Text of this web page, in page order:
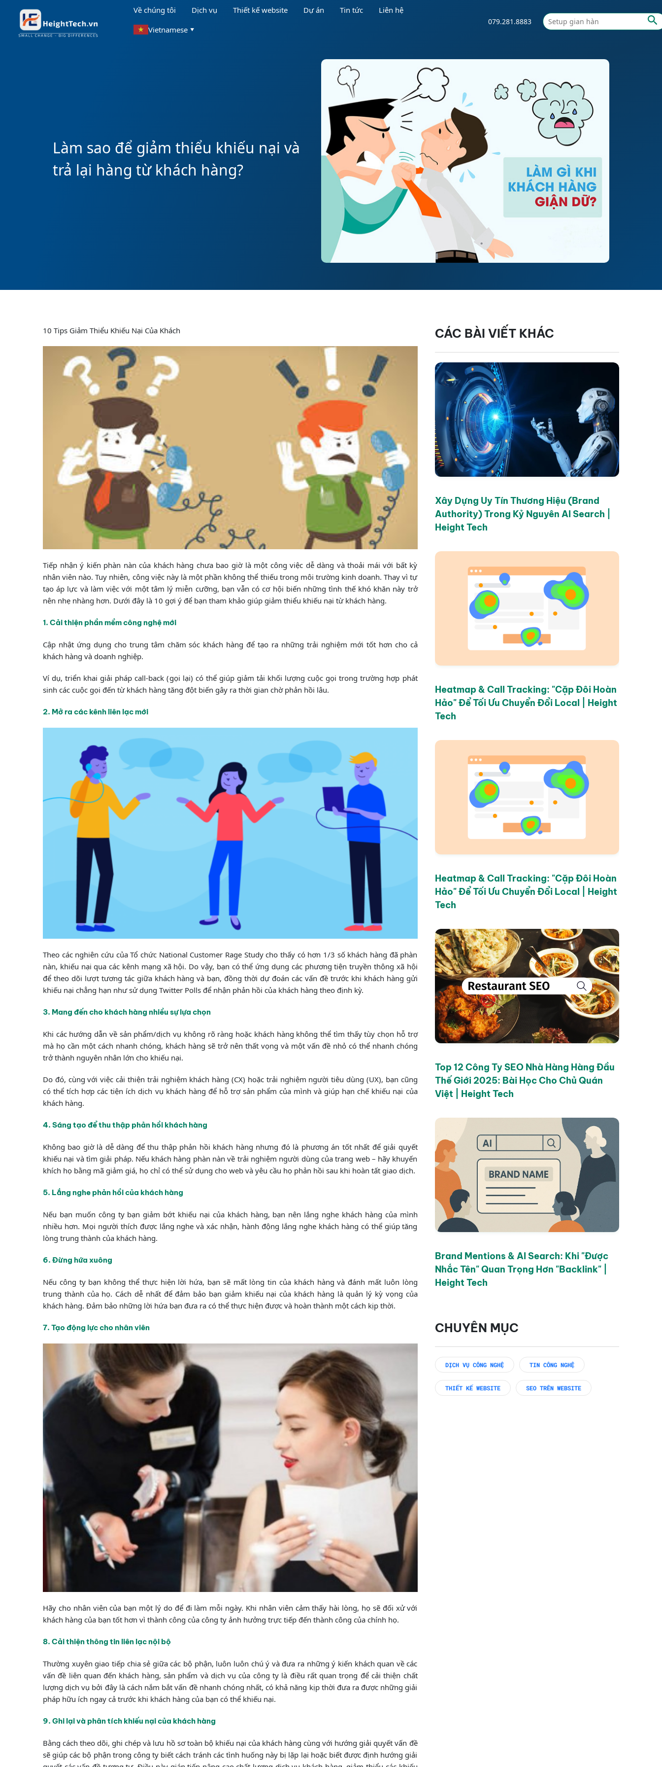
Về chúng tôi Dịch vụ Thiết kế website Dự án Tin tức
Liên hệ
Vietnamese ▼
079.281.8883
Làm sao để giảm thiểu khiếu nại và
trả lại hàng từ khách hàng?
10 Tips Giảm Thiểu Khiếu Nại Của Khách
Tiếp nhận ý kiến phàn nàn của khách hàng chưa bao giờ là một công việc dễ dàng và thoải mái với bất kỳ
nhân viên nào. Tuy nhiên, công việc này là một phần không thể thiếu trong môi trường kinh doanh. Thay vì tự
tạo áp lực và làm việc với một tâm lý miễn cưỡng, bạn vẫn có cơ hội biến những tình thế khó khăn này trở
nên nhẹ nhàng hơn. Dưới đây là 10 gợi ý để bạn tham khảo giúp giảm thiểu khiếu nại từ khách hàng.
1. Cải thiện phần mềm công nghệ mới
Cập nhật ứng dụng cho trung tâm chăm sóc khách hàng để tạo ra những trải nghiệm mới tốt hơn cho cả
khách hàng và doanh nghiệp.
Ví dụ, triển khai giải pháp call-back (gọi lại) có thể giúp giảm tải khối lượng cuộc gọi trong trường hợp phát
sinh các cuộc gọi đến từ khách hàng tăng đột biến gây ra thời gian chờ phản hồi lâu.
2. Mở ra các kênh liên lạc mới
Theo các nghiên cứu của Tổ chức National Customer Rage Study cho thấy có hơn 1/3 số khách hàng đã phàn
nàn, khiếu nại qua các kênh mạng xã hội. Do vậy, bạn có thể ứng dụng các phương tiện truyền thông xã hội
để theo dõi lượt tương tác giữa khách hàng và bạn, đồng thời dự đoán các vấn đề trước khi khách hàng gửi
khiếu nại chẳng hạn như sử dụng Twitter Polls để nhận phản hồi của khách hàng theo định kỳ.
3. Mang đến cho khách hàng nhiều sự lựa chọn
Khi các hướng dẫn về sản phẩm/dịch vụ không rõ ràng hoặc khách hàng không thể tìm thấy tùy chọn hỗ trợ
mà họ cần một cách nhanh chóng, khách hàng sẽ trở nên thất vọng và một vấn đề nhỏ có thể nhanh chóng
trở thành nguyên nhân lớn cho khiếu nại.
Do đó, cùng với việc cải thiện trải nghiệm khách hàng (CX) hoặc trải nghiệm người tiêu dùng (UX), bạn cũng
có thể tích hợp các tiện ích dịch vụ khách hàng để hỗ trợ sản phẩm của mình và giúp hạn chế khiếu nại của
khách hàng.
4. Sáng tạo để thu thập phản hồi khách hàng
Không bao giờ là dễ dàng để thu thập phản hồi khách hàng nhưng đó là phương án tốt nhất để giải quyết
khiếu nại và tìm giải pháp. Nếu khách hàng phàn nàn về trải nghiệm người dùng của trang web – hãy khuyến
khích họ bằng mã giảm giá, họ chỉ có thể sử dụng cho web và yêu cầu họ phản hồi sau khi hoàn tất giao dịch.
5. Lắng nghe phản hồi của khách hàng
Nếu bạn muốn công ty bạn giảm bớt khiếu nại của khách hàng, bạn nên lắng nghe khách hàng của mình
nhiều hơn. Mọi người thích được lắng nghe và xác nhận, hành động lắng nghe khách hàng có thể giúp tăng
lòng trung thành của khách hàng.
6. Đừng hứa xuông
Nếu công ty bạn không thể thực hiện lời hứa, bạn sẽ mất lòng tin của khách hàng và đánh mất luôn lòng
trung thành của họ. Cách dễ nhất để đảm bảo bạn giảm khiếu nại của khách hàng là quản lý kỳ vọng của
khách hàng. Đảm bảo những lời hứa bạn đưa ra có thể thực hiện được và hoàn thành một cách kịp thời.
7. Tạo động lực cho nhân viên
Hãy cho nhân viên của bạn một lý do để đi làm mỗi ngày. Khi nhân viên cảm thấy hài lòng, họ sẽ đối xử với
khách hàng của bạn tốt hơn vì thành công của công ty ảnh hưởng trực tiếp đến thành công của chính họ.
8. Cải thiện thông tin liên lạc nội bộ
Thường xuyên giao tiếp chia sẻ giữa các bộ phận, luôn luôn chú ý và đưa ra những ý kiến khách quan về các
vấn đề liên quan đến khách hàng, sản phẩm và dịch vụ của công ty là điều rất quan trọng để cải thiện chất
lượng dịch vụ bởi đây là cách nắm bắt vấn đề nhanh chóng nhất, có khả năng kịp thời đưa ra được những giải
pháp hữu ích ngay cả trước khi khách hàng của bạn có thể khiếu nại.
9. Ghi lại và phân tích khiếu nại của khách hàng
Bằng cách theo dõi, ghi chép và lưu hồ sơ toàn bộ khiếu nại của khách hàng cùng với hướng giải quyết vấn đề
sẽ giúp các bộ phận trong công ty biết cách tránh các tình huống này bị lặp lại hoặc biết được định hướng giải
CÁC BÀI VIẾT KHÁC
Xây Dựng Uy Tín Thương Hiệu (Brand
Authority) Trong Kỷ Nguyên AI Search |
Height Tech
Heatmap & Call Tracking: "Cặp Đôi Hoàn
Hảo" Để Tối Ưu Chuyển Đổi Local | Height
Tech
Heatmap & Call Tracking: "Cặp Đôi Hoàn
Hảo" Để Tối Ưu Chuyển Đổi Local | Height
Tech
Top 12 Công Ty SEO Nhà Hàng Hàng Đầu
Thế Giới 2025: Bài Học Cho Chủ Quán
Việt | Height Tech
Brand Mentions & AI Search: Khi "Được
Nhắc Tên" Quan Trọng Hơn "Backlink" |
Height Tech
CHUYÊN MỤC
DỊCH VỤ CÔNG NGHỆ TIN CÔNG NGHỆ
THIẾT KẾ WEBSITE SEO TRÊN WEBSITE